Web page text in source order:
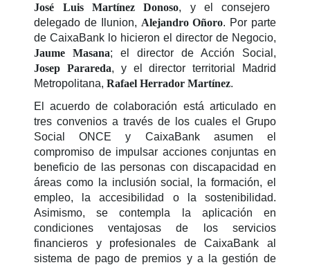
José Luis Martínez Donoso, y el consejero
delegado de Ilunion, Alejandro Oñoro. Por parte
de CaixaBank lo hicieron el director de Negocio,
Jaume Masana; el director de Acción Social,
Josep Parareda, y el director territorial Madrid
Metropolitana,Rafael Herrador Martínez.
El acuerdo de colaboración está articulado en
tres convenios a través de los cuales el Grupo
Social ONCE y CaixaBank asumen el
compromiso de impulsar acciones conjuntas en
beneficio de las personas con discapacidad en
áreas como la inclusión social, la formación, el
empleo, la accesibilidad o la sostenibilidad.
Asimismo, se contempla la aplicación en
condiciones ventajosas de los servicios
financieros y profesionales de CaixaBank al
sistema de pago de premios y a la gestión de